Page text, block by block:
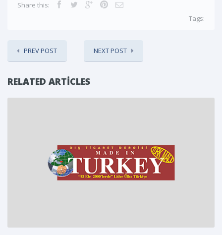
Share this:
Tags:
PREV POST NEXT POST
RELATED ARTICLES